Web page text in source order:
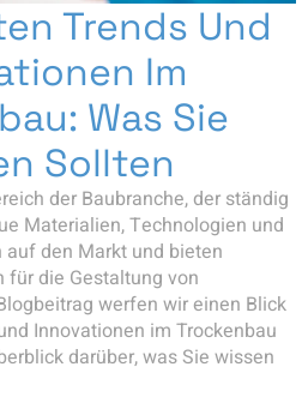
Trends Und
Im
Was Sie
Sollten
der Baubranche, der ständig
Materialien, Technologien und
den Markt und bieten
die Gestaltung von
werfen wir einen Blick
Innovationen im Trockenbau
darüber, was Sie wissen